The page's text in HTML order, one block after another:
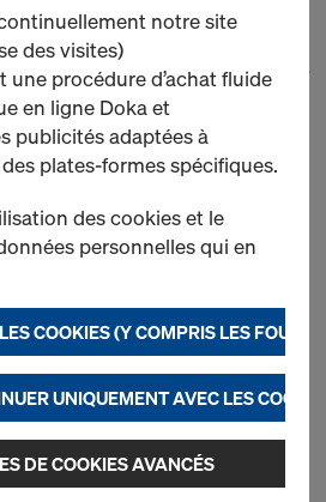
1
Panneau Framax Xlife plus
Neuf
Occasion
Angle extérieur Framax
notre site
des visites)
une procédure d’achat fluide
en ligne Doka et
publicités adaptées à
plates-formes spécifiques.
des cookies et le
personnelles qui en
COOKIES (Y COMPRIS LES
UNIQUEMENT AVEC LES
DE COOKIES AVANCÉS